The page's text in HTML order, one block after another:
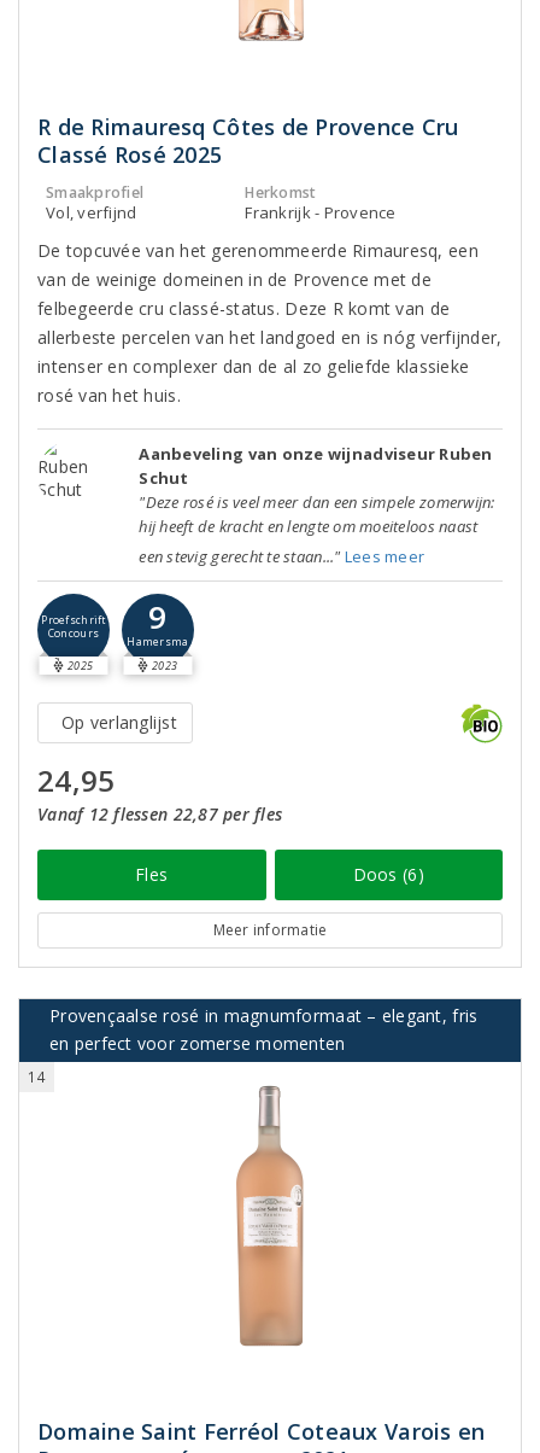
R de Rimauresq Côtes de Provence Cru
Classé Rosé 2025
Smaakprofiel
Vol, verfijnd
Herkomst
Frankrijk - Provence
De topcuvée van het gerenommeerde Rimauresq, een
van de weinige domeinen in de Provence met de
felbegeerde cru classé-status. Deze R komt van de
allerbeste percelen van het landgoed en is nóg verfijnder,
intenser en complexer dan de al zo geliefde klassieke
rosé van het huis.
Aanbeveling van onze wijnadviseur Ruben
Schut
"Deze rosé is veel meer dan een simpele zomerwijn:
hij heeft de kracht en lengte om moeiteloos naast
een stevig gerecht te staan..." Lees meer
Proefschrift
Concours
2025
9
Hamersma
2023
Op verlanglijst
24,95
Vanaf 12 flessen 22,87 per fles
Fles Doos (6)
Meer informatie
Provençaalse rosé in magnumformaat – elegant, fris
en perfect voor zomerse momenten
14
Domaine Saint Ferréol Coteaux Varois en